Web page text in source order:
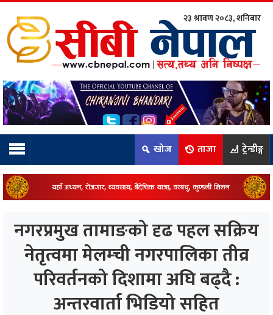
टिम:
२३ श्रावण २०८३, शनिबार
खोज ताजा ट्रेन्डीङ्ग
नगरप्रमुख तामाङको दृढ पहल सक्रिय
नेतृत्वमा मेलम्ची नगरपालिका तीव्र
परिवर्तनको दिशामा अघि बढ्दै :
अन्तरवार्ता भिडियो सहित